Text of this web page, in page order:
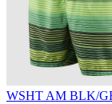
WSHT AM BLK/